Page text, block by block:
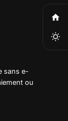
sans e-
ou